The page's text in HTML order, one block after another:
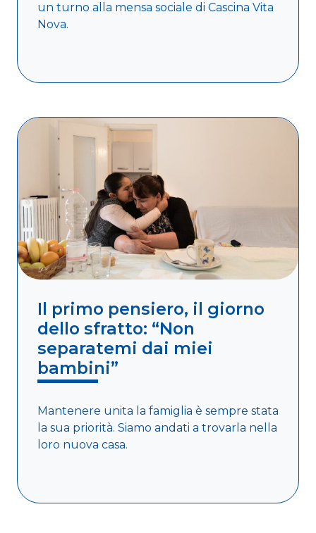
un turno alla mensa sociale di Cascina Vita
Nova.
Il primo pensiero, il giorno
dello sfratto: “Non
separatemi dai miei
bambini”
Mantenere unita la famiglia è sempre stata
la sua priorità. Siamo andati a trovarla nella
loro nuova casa.